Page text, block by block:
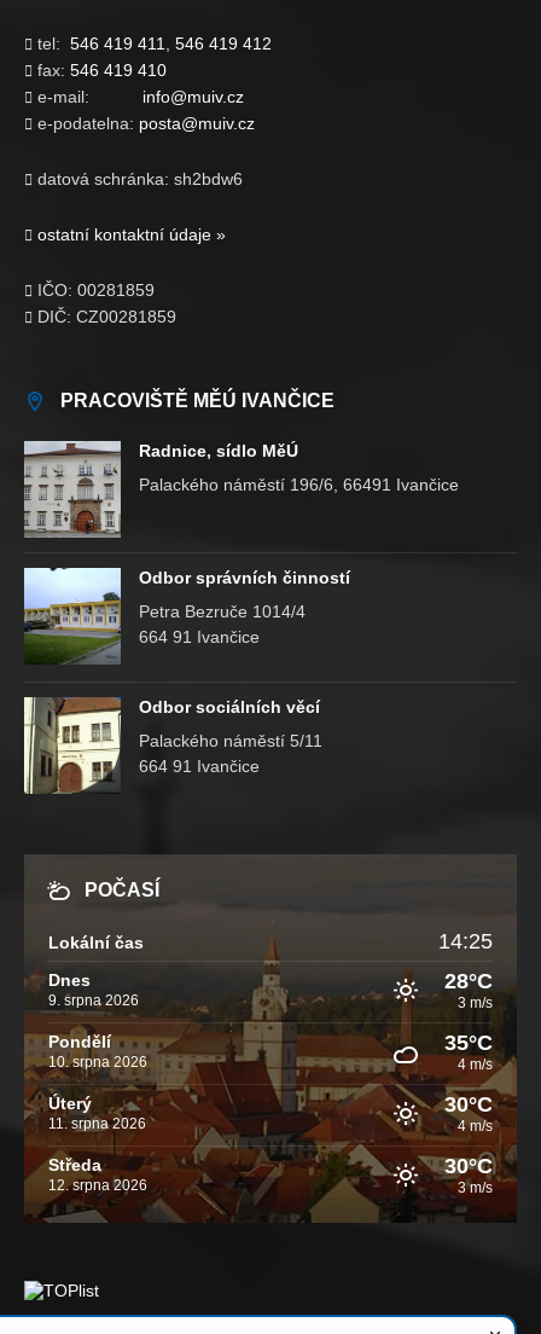
 tel: 546 419 411 546 419 412
 fax: 546 419 410
 e-mail: info@muiv.cz
 e-podatelna: posta@muiv.cz
 datová schránka: sh2bdw6
 ostatní kontaktní údaje »
 IČO: 00281859
 DIČ: CZ00281859
PRACOVIŠTĚ MĚÚ IVANČICE
Radnice, sídlo MěÚ
Palackého náměstí 196/6, 66491 Ivančice
Odbor správních činností
Petra Bezruče 1014/4
664 91 Ivančice
Odbor sociálních věcí
Palackého náměstí 5/11
664 91 Ivančice
POČASÍ
Lokální čas 14:25
Dnes
9. srpna 2026
28°C
3 m/s
Pondělí
10. srpna 2026
35°C
4 m/s
Úterý
11. srpna 2026
30°C
4 m/s
Středa
12. srpna 2026
30°C
3 m/s